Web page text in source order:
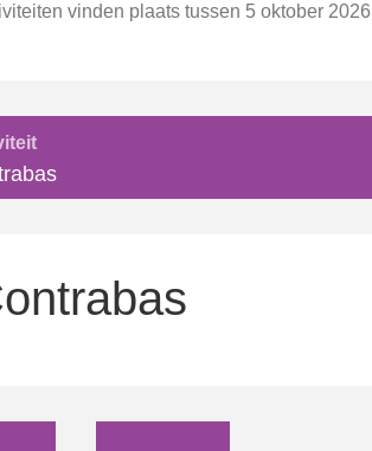
vinden plaats tussen 5 oktober